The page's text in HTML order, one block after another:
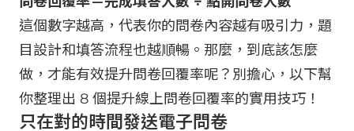
這個數字越高，代表你的問卷內容越有吸引力，題
目設計和填答流程也越順暢。 那麼，到底該怎麼
做，才能有效提升問卷回覆率呢？別擔心，以下幫
你整理出 8 個提升線上問卷回覆率的實用技巧！
只在對的時間發送電子問卷